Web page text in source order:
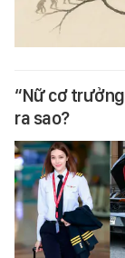
“Nữ cơ
ra sao?